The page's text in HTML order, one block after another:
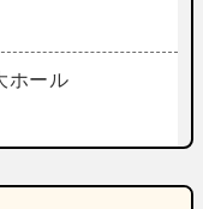
ホール